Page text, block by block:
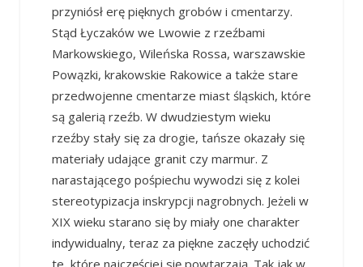
przyniósł erę pięknych grobów i cmentarzy.
Stąd Łyczaków we Lwowie z rzeźbami
Markowskiego, Wileńska Rossa, warszawskie
Powązki, krakowskie Rakowice a także stare
przedwojenne cmentarze miast śląskich, które
są galerią rzeźb. W dwudziestym wieku
rzeźby stały się za drogie, tańsze okazały się
materiały udające granit czy marmur. Z
narastającego pośpiechu wywodzi się z kolei
stereotypizacja inskrypcji nagrobnych. Jeżeli w
XIX wieku starano się by miały one charakter
indywidualny, teraz za piękne zaczęły uchodzić